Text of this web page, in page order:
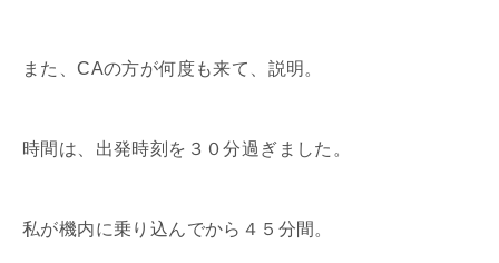
また、CAの方が何度も来て、説明。
時間は、出発時刻を３０分過ぎました。
私が機内に乗り込んでから４５分間。